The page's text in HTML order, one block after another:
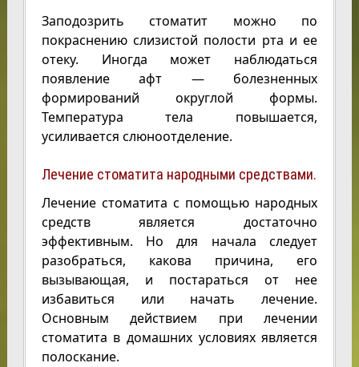
Заподозрить стоматит можно по
покраснению слизистой полости рта и ее
отеку. Иногда может наблюдаться
появление афт — болезненных
формирований округлой формы.
Температура тела повышается,
усиливается слюноотделение.
Лечение стоматита народными средствами.
Лечение стоматита с помощью народных
средств является достаточно
эффективным. Но для начала следует
разобраться, какова причина, его
вызывающая, и постараться от нее
избавиться или начать лечение.
Основным действием при лечении
стоматита в домашних условиях является
полоскание.